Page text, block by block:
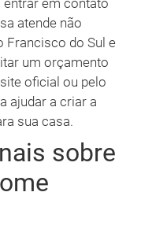
entrar em contato
atende não
Francisco do Sul e
um orçamento
oficial ou pelo
ajudar a criar a
sua casa.
sobre